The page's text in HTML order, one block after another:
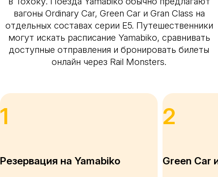
вагоны Ordinary Car, Green Car и Gran Class на
отдельных составах серии E5. Путешественники
могут искать расписание Yamabiko, сравнивать
доступные отправления и бронировать билеты
онлайн через Rail Monsters.
1
Резервация на Yamabiko
2
Green Car